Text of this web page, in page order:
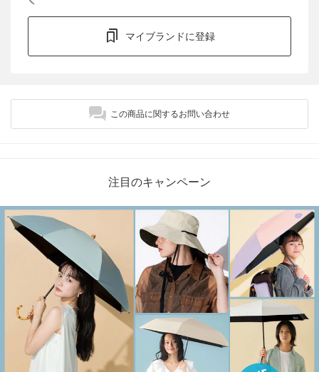
マイブランドに登録
この商品に関するお問い合わせ
注目のキャンペーン